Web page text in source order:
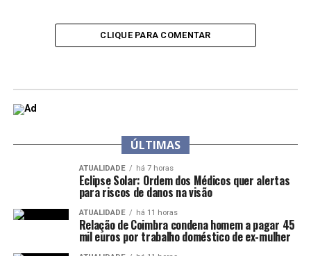
CLIQUE PARA COMENTAR
ÚLTIMAS
ATUALIDADE há 7 horas
Eclipse Solar: Ordem dos Médicos quer alertas
para riscos de danos na visão
ATUALIDADE há 11 horas
Relação de Coimbra condena homem a pagar 45
mil euros por trabalho doméstico de ex-mulher